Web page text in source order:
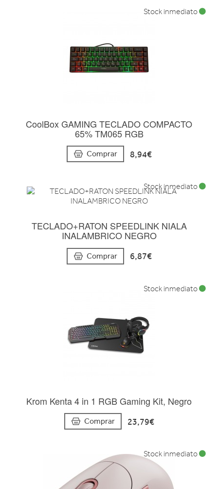
CoolBox GAMING TECLADO COMPACTO
65% TM065 RGB
Comprar 8,94€
Stock inmediato
TECLADO+RATON SPEEDLINK NIALA
INALAMBRICO NEGRO
Comprar 6,87€
Stock inmediato
Krom Kenta 4 in 1 RGB Gaming Kit, Negro
Comprar 23,79€
Stock inmediato
Stock inmediato